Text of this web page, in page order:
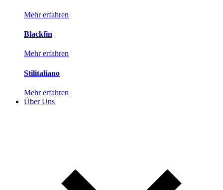
Mehr erfahren
Blackfin
Mehr erfahren
Stilitaliano
Mehr erfahren
Über Uns